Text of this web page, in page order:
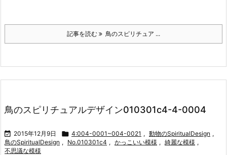
記事を読む 鳥のスピリチュア ...
鳥のスピリチュアルデザイン010301c4-4-0004
 2015年12月9日  4:004-0001~004-0021 , 動物のSpiritualDesign ,
鳥のSpiritualDesign , No.010301c4 , かっこいい模様 , 綺麗な模様 ,
不思議な模様